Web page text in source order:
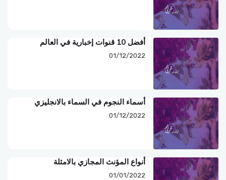
أفضل 10 قنوات إخبارية في العالم
01/12/2022
أسماء النجوم في السماء بالانجليزي
01/12/2022
أنواع المؤنث المجازي بالامثلة
01/01/2022